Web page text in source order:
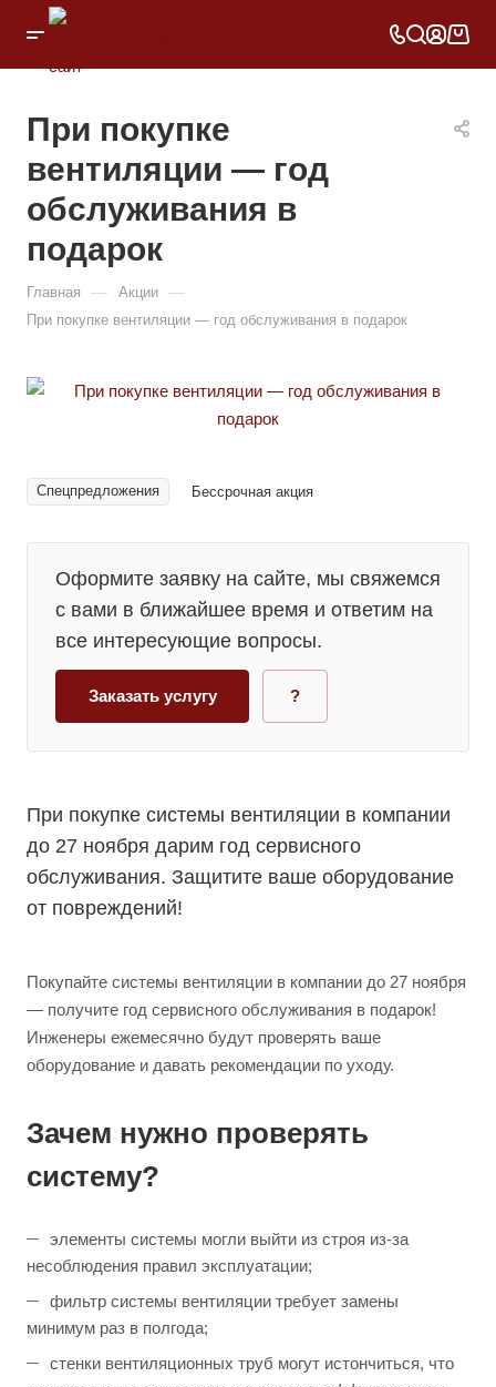
При покупке
вентиляции — год
обслуживания в
подарок
Главная — Акции —
При покупке вентиляции — год обслуживания в подарок
Спецпредложения Бессрочная акция
Оформите заявку на сайте, мы свяжемся
с вами в ближайшее время и ответим на
все интересующие вопросы.
Заказать услугу ?
При покупке системы вентиляции в компании
до 27 ноября дарим год сервисного
обслуживания. Защитите ваше оборудование
от повреждений!
Покупайте системы вентиляции в компании до 27 ноября
— получите год сервисного обслуживания в подарок!
Инженеры ежемесячно будут проверять ваше
оборудование и давать рекомендации по уходу.
Зачем нужно проверять
систему?
элементы системы могли выйти из строя из-за
несоблюдения правил эксплуатации;
фильтр системы вентиляции требует замены
минимум раз в полгода;
стенки вентиляционных труб могут истончиться, что